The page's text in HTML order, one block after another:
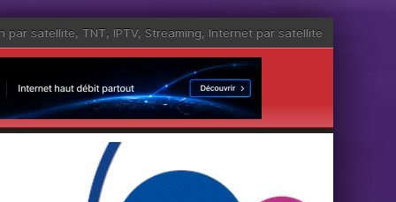
par satellite, TNT, IPTV, Streaming, Internet par satellite